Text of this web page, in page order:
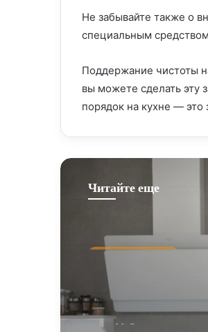
Не забывайте также о
специальным
Поддержание чистоты
вы можете сделать эту
порядок на кухне — это
Читайте еще
Лайфхаки на кухне
17 мая, 2024
Лайфхаки в